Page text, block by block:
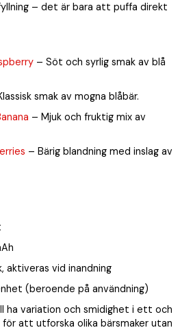
– det är bara att puffa direkt
– Söt och syrlig smak av blå
smak av mogna blåbär.
– Mjuk och fruktig mix av
– Bärig blandning med inslag av
aktiveras vid inandning
(beroende på användning)
ha variation och smidighet i ett och
att utforska olika bärsmaker utan